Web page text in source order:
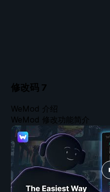
修改码 7
WeMod 介绍
WeMod 修改功能简介